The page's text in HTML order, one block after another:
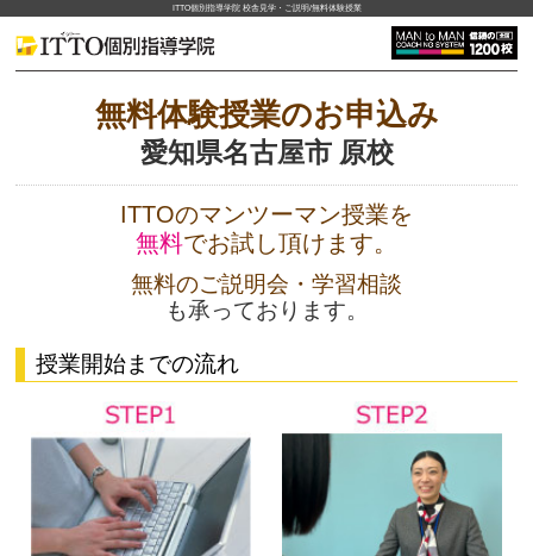
ITTO個別指導学院 校舎見学・ご説明/無料体験授業
無料体験授業のお申込み
愛知県名古屋市 原校
ITTOのマンツーマン授業を
無料でお試し頂けます。
無料のご説明会・学習相談
も承っております。
授業開始までの流れ